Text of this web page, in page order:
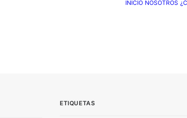
INICIO NOSOTROS
ETIQUETAS